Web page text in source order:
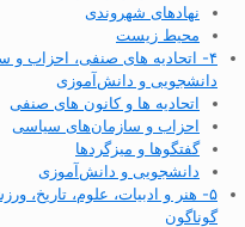
نهادهای شهروندی
محیط زیست
۴- اتحادیه های صنفی، احزاب و
دانشجویی و دانش‌آموزی
اتحادیه ها و کانون های صنفی
احزاب و سازمان‌های سیاسی
گفتگوها و میزگردها
دانشجویی و دانش‌آموزی
۵- هنر و ادبیات، علوم، تاریخ،
گوناگون